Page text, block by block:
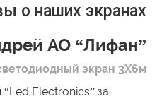
о наших экранах
АО “Лифан”
экран 3Х6м
Electronics” за